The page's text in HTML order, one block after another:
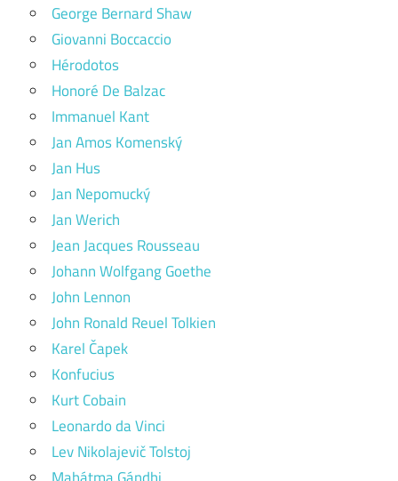
George Bernard Shaw
Giovanni Boccaccio
Hérodotos
Honoré De Balzac
Immanuel Kant
Jan Amos Komenský
Jan Hus
Jan Nepomucký
Jan Werich
Jean Jacques Rousseau
Johann Wolfgang Goethe
John Lennon
John Ronald Reuel Tolkien
Karel Čapek
Konfucius
Kurt Cobain
Leonardo da Vinci
Lev Nikolajevič Tolstoj